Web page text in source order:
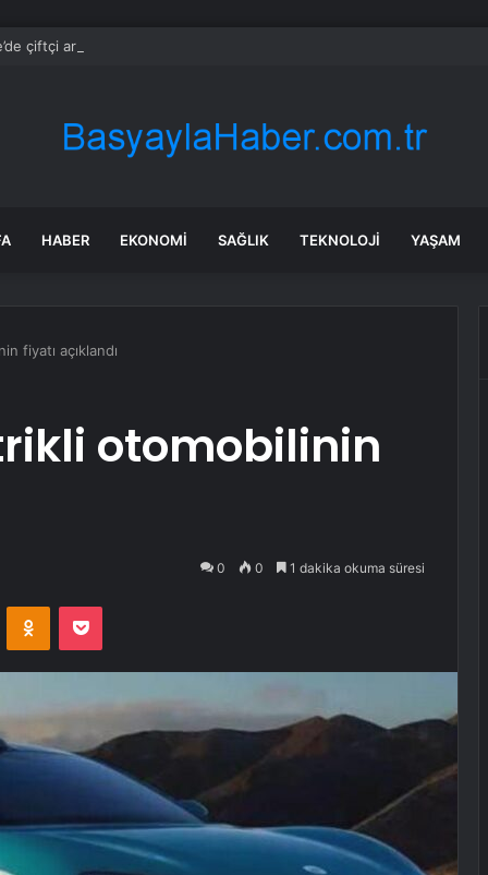
çiftçi artan maliyetler nedeniyle tarlasını boş bıraktı
HABER EKONOMI SAĞLIK TEKNOLOJI YAŞAM
fiyatı açıklandı
otomobilinin
0 0 1 dakika okuma süresi
Odnoklassniki
Pocket